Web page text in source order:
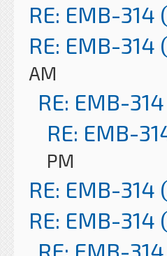
RE: EMB-
RE: EMB-
AM
RE: EMB-
RE: EMB-
PM
RE: EMB-
RE: EMB-
RE: EMB-